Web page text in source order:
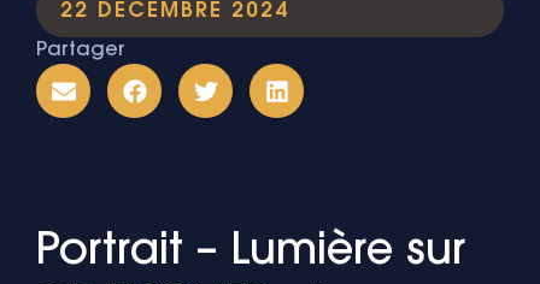
22 DÉCEMBRE 2024
Partager
Portrait – Lumière sur